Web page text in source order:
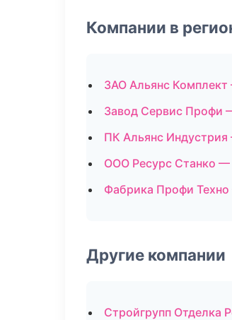
Компании в
ЗАО Альянс
Завод Сервис Профи
ПК Альянс
ООО Ресурс Станко —
Фабрика Профи
Другие компании
Стройгрупп Отделка